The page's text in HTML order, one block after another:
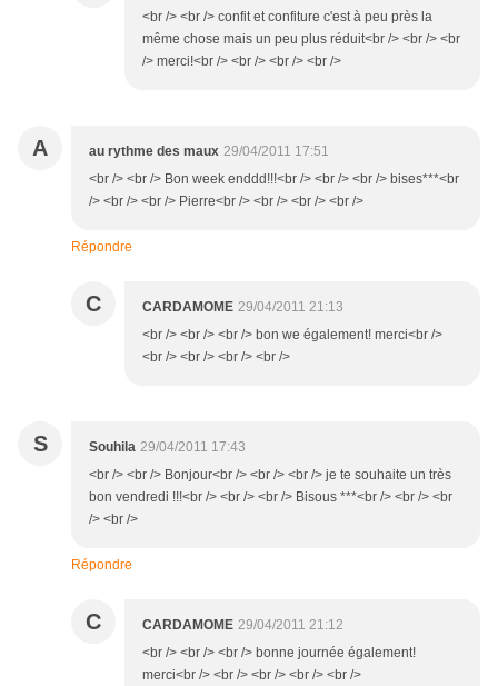
<br /> <br /> confit et confiture c'est à peu près la
même chose mais un peu plus réduit<br /> <br /> <br
/> merci!<br /> <br /> <br /> <br />
A au rythme des maux 29/04/2011 17:51
<br /> <br /> Bon week enddd!!!<br /> <br /> <br /> bises***<br
/> <br /> <br /> Pierre<br /> <br /> <br /> <br />
Répondre
C CARDAMOME 29/04/2011 21:13
<br /> <br /> <br /> bon we également! merci<br />
<br /> <br /> <br /> <br />
S Souhila 29/04/2011 17:43
<br /> <br /> Bonjour<br /> <br /> <br /> je te souhaite un très
bon vendredi !!!<br /> <br /> <br /> Bisous ***<br /> <br /> <br
/> <br />
Répondre
C CARDAMOME 29/04/2011 21:12
<br /> <br /> <br /> bonne journée également!
merci<br /> <br /> <br /> <br /> <br />